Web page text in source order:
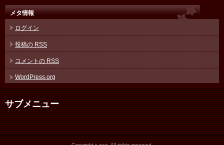
メタ情報
ログイン
投稿の RSS
コメントの RSS
WordPress.org
サブメニュー